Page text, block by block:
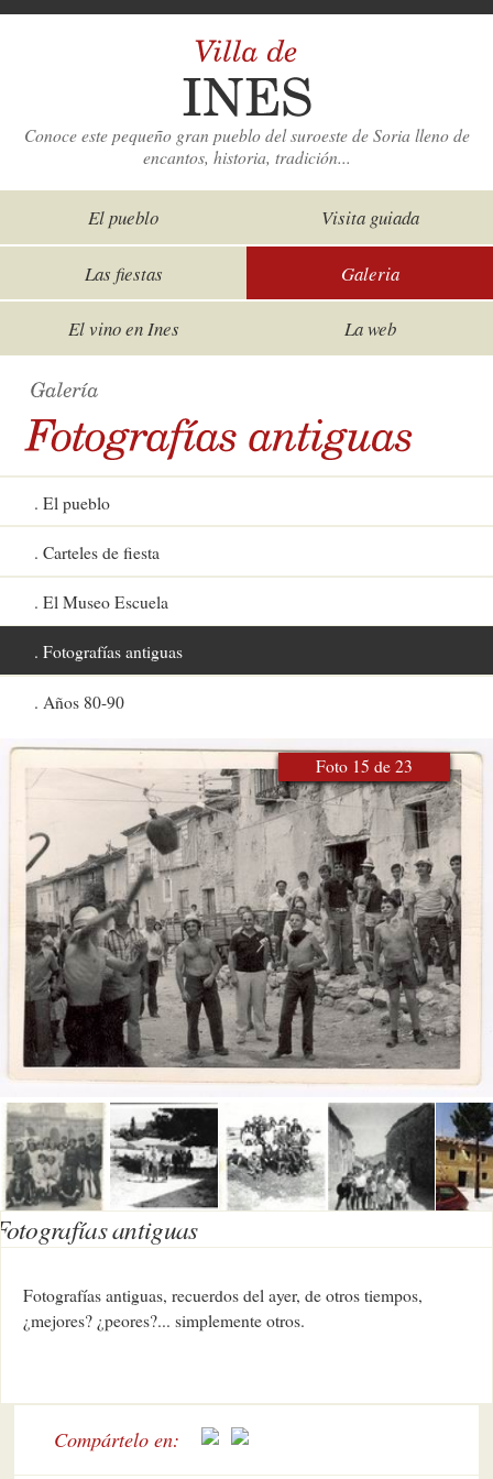
Conoce este pequeño gran pueblo del suroeste de Soria lleno de
encantos, historia, tradición...
El pueblo Visita guiada
Las fiestas Galeria
El vino en Ines La web
El pueblo
Carteles de fiesta
El Museo Escuela
Fotografías antiguas
Años 80-90
Foto 15 de 23
antiguas
Fotografías antiguas, recuerdos del ayer, de otros tiempos,
¿mejores? ¿peores?... simplemente otros.
Compártelo en: